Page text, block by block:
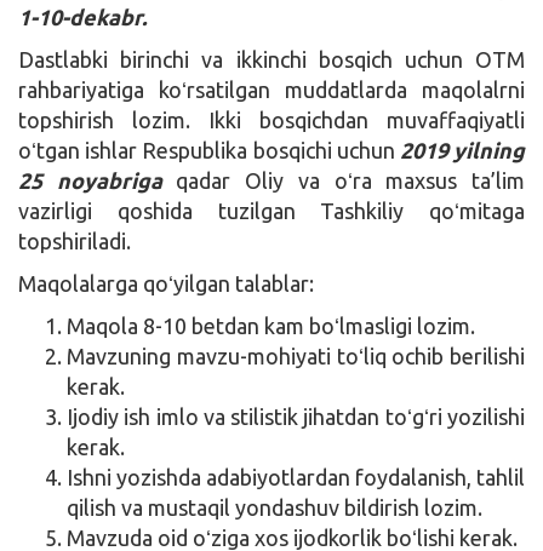
1-10-dekabr.
Dastlabki birinchi va ikkinchi bosqich uchun OTM
rahbariyatiga koʻrsatilgan muddatlarda maqolalrni
topshirish lozim. Ikki bosqichdan muvaffaqiyatli
oʻtgan ishlar Respublika bosqichi uchun 2019 yilning
25 noyabrigaqadar Oliy va oʻra maxsus ta’lim
vazirligi qoshida tuzilgan Tashkiliy qoʻmitaga
topshiriladi.
Maqolalarga qoʻyilgan talablar:
Maqola 8-10 betdan kam boʻlmasligi lozim.
Mavzuning mavzu-mohiyati toʻliq ochib berilishi
kerak.
Ijodiy ish imlo va stilistik jihatdan toʻgʻri yozilishi
kerak.
Ishni yozishda adabiyotlardan foydalanish, tahlil
qilish va mustaqil yondashuv bildirish lozim.
Mavzuda oid oʻziga xos ijodkorlik boʻlishi kerak.